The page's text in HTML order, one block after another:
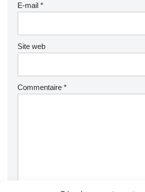
E-mail *
Site web
Commentaire *